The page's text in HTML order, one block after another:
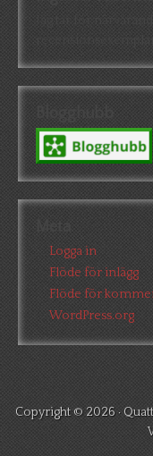
Meta
Logga in
Flöde för inlägg
Flöde för
WordPress.org
Copyright © 2026 ·